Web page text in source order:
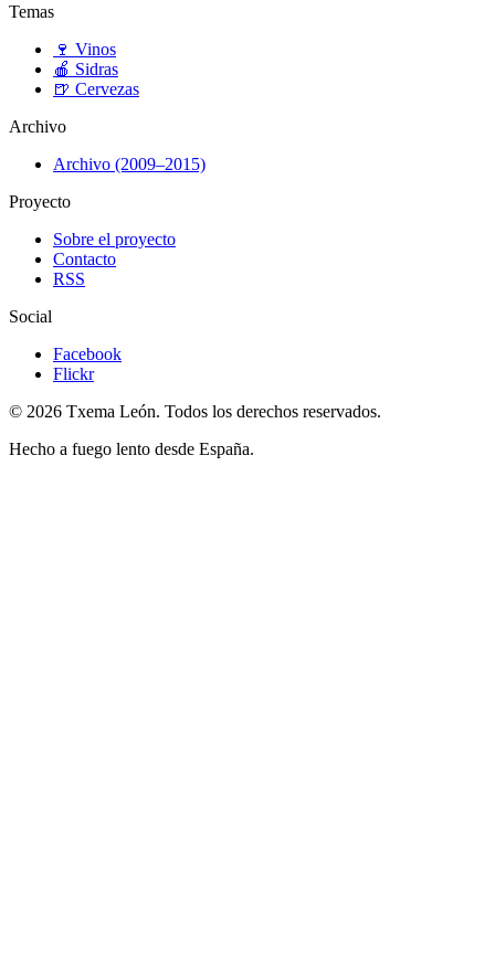
Temas
🍷 Vinos
🍎 Sidras
🍺 Cervezas
Archivo
Archivo (2009–2015)
Proyecto
Sobre el proyecto
Contacto
RSS
Social
Facebook
Flickr
© 2026 Txema León. Todos los derechos reservados.
Hecho a fuego lento desde España.